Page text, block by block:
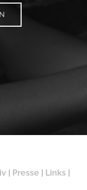
| Presse Links|